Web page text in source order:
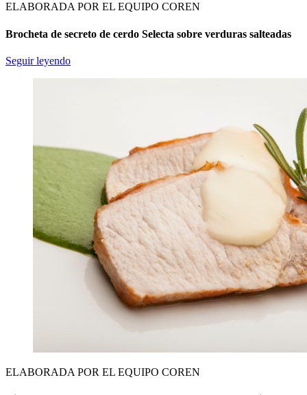
ELABORADA POR EL EQUIPO COREN
Brocheta de secreto de cerdo Selecta sobre verduras salteadas
Seguir leyendo
ELABORADA POR EL EQUIPO COREN